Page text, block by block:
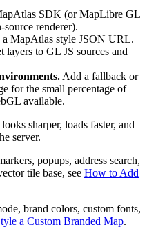
SDK (or MapLibre GL
renderer).
MapAtlas style JSON URL.
layers to GL JS sources and
Add a fallback or
for the small percentage of
available.
sharper, loads faster, and
server.
popups, address search,
tile base, see How to Add
brand colors, custom fonts,
a Custom Branded Map.